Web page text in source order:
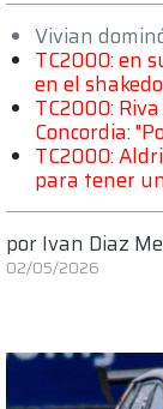
Vivian
TC2000: en
en el
TC2000:
Concordia:
TC2000:
para tener
por Ivan Diaz
02/05/2026